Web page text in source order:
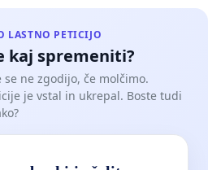
possible. Once again, the
part of Plečnik's Ljubljana and a
accessible to all, intended
training, and various outdoor
LASTNO PETICIJO
kaj spremeniti?
se ne zgodijo, če molčimo.
je vstal in ukrepal. Boste tudi